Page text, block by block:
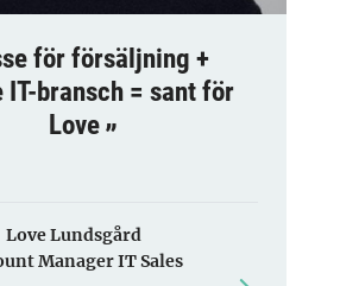
för försäljning +
IT-bransch = sant för
Love
Love Lundsgård
Manager IT Sales